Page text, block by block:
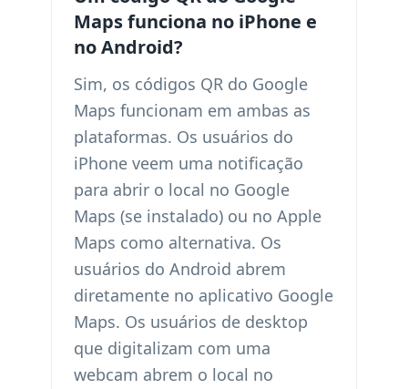
Maps funciona no iPhone e
no Android?
Sim, os códigos QR do Google
Maps funcionam em ambas as
plataformas. Os usuários do
iPhone veem uma notificação
para abrir o local no Google
Maps (se instalado) ou no Apple
Maps como alternativa. Os
usuários do Android abrem
diretamente no aplicativo Google
Maps. Os usuários de desktop
que digitalizam com uma
webcam abrem o local no